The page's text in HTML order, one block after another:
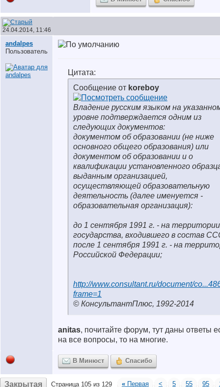
24.04.2014, 11:46
andalpes
Пользователь
Цитата:
Сообщение от koreboy
Владение русским языком на
уровне подтверждается одним из
следующих документов:
документом об образовании (не ниже
основного общего образования) или
документом об образовании и о
квалификации установленного
выданным организацией,
осуществляющей образовательную
деятельность (далее именуется -
образовательная организация):
до 1 сентября 1991 г. - на территории
государства, входившего в состав
после 1 сентября 1991 г. - на
Российской Федерации;
http://www.consultant.ru/document/
frame=1
© КонсультантПлюс, 1992-2014
anitas, почитайте форум, тут даны ответы
на все вопросы, то на многие.
В Минюст Спасибо
Закрытая
Страница 105 из 129 « Первая < 5 55 95